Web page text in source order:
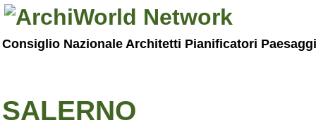
Consiglio Nazionale Architetti Pianificatori
SALERNO